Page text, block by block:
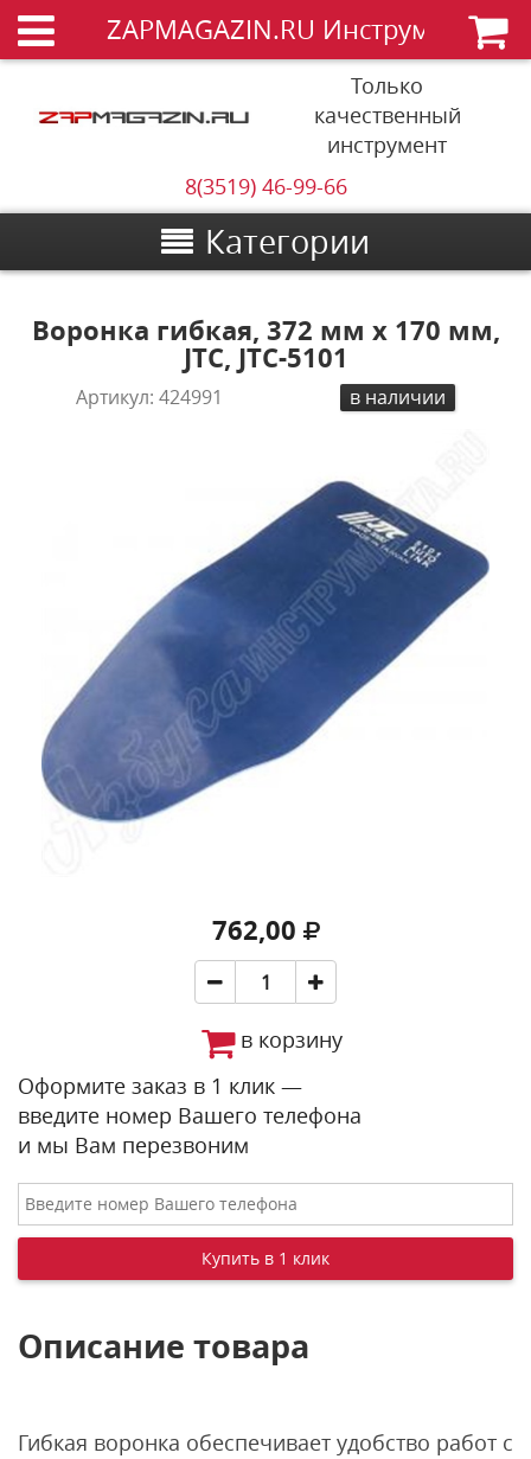
ZAPMAGAZIN.RU Инструменты
Только
качественный
инструмент
8(3519) 46-99-66
Категории
Воронка гибкая, 372 мм х 170 мм,
JTC, JTC-5101
Артикул:424991 в наличии
762,00
в корзину
Оформите заказ в 1 клик —
введите номер Вашего телефона
и мы Вам перезвоним
Описание товара
Гибкая воронка обеспечивает удобство работ с